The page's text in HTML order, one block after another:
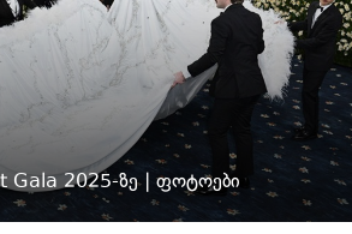
Gala 2025-ზე | ფოტოები